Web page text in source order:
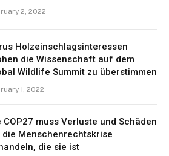
2, 2022
Holzeinschlagsinteressen
die Wissenschaft auf dem
Wildlife Summit zu überstimmen
1, 2022
COP27 muss Verluste und Schäden
die Menschenrechtskrise
die sie ist